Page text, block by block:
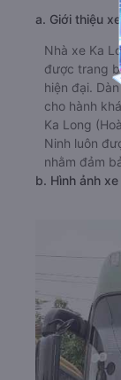
a. Giới thiệu
Nhà xe Ka
được trang
hiện đại.
cho hành
Ka Long
Ninh luôn
nhằm đảm
b. Hình ảnh